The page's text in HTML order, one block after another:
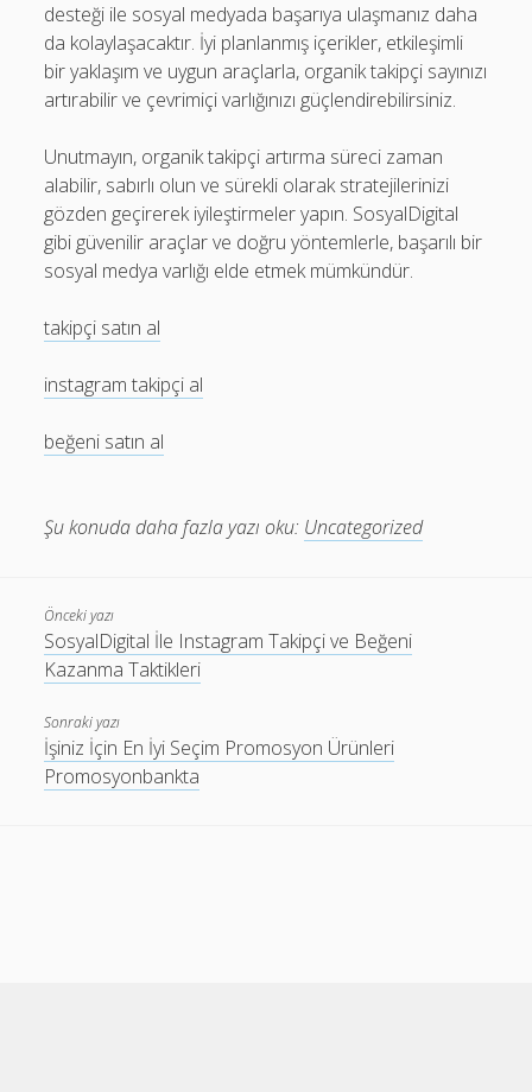
desteği ile sosyal medyada başarıya ulaşmanız daha
da kolaylaşacaktır. İyi planlanmış içerikler, etkileşimli
bir yaklaşım ve uygun araçlarla, organik takipçi sayınızı
artırabilir ve çevrimiçi varlığınızı güçlendirebilirsiniz.
Unutmayın, organik takipçi artırma süreci zaman
alabilir, sabırlı olun ve sürekli olarak stratejilerinizi
gözden geçirerek iyileştirmeler yapın. SosyalDigital
gibi güvenilir araçlar ve doğru yöntemlerle, başarılı bir
sosyal medya varlığı elde etmek mümkündür.
takipçi satın al
instagram takipçi al
beğeni satın al
Şu konuda daha fazla yazı oku: Uncategorized
Önceki yazı
SosyalDigital İle Instagram Takipçi ve Beğeni
Kazanma Taktikleri
Sonraki yazı
İşiniz İçin En İyi Seçim Promosyon Ürünleri
Promosyonbankta